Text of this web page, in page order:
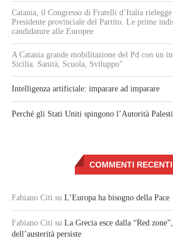
Catania, il Congresso di Fratelli d’Italia
Presidente provinciale del Partito. Le prime
candidature alle Europee
A Catania grande mobilitazione del Pd con un
Sicilia. Sanità, Scuola, Sviluppo”
Intelligenza artificiale: imparare ad imparare
Perché gli Stati Uniti spingono l’Autorità
COMMENTI RECENTI
Fabiano Citi su L’Europa ha bisogno della Pace
Fabiano Citi su La Grecia esce dalla “Red
dell’austerità persiste